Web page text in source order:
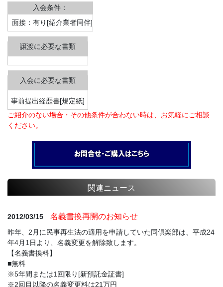
入会条件：
面接：有り[紹介業者同伴]
事前提出経歴書[規定紙]
ご紹介のない場合・その他条件が合わない時は、お気軽にご相談
ください。
関連ニュース
2012/03/15 名義書換再開のお知らせ
昨年、2月に民事再生法の適用を申請していた同倶楽部は、平成24
年4月1日より、名義変更を解除致します。
【名義書換料】
■無料
※5年間または1回限り[新預託金証書]
※2回目以降の名義変更料は21万円